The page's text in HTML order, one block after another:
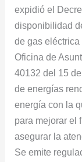
expidió el
disponibilidad
de gas
Oficina de
40132 del 15
de energías
energía con la
para mejorar el
asegurar la
Se emite